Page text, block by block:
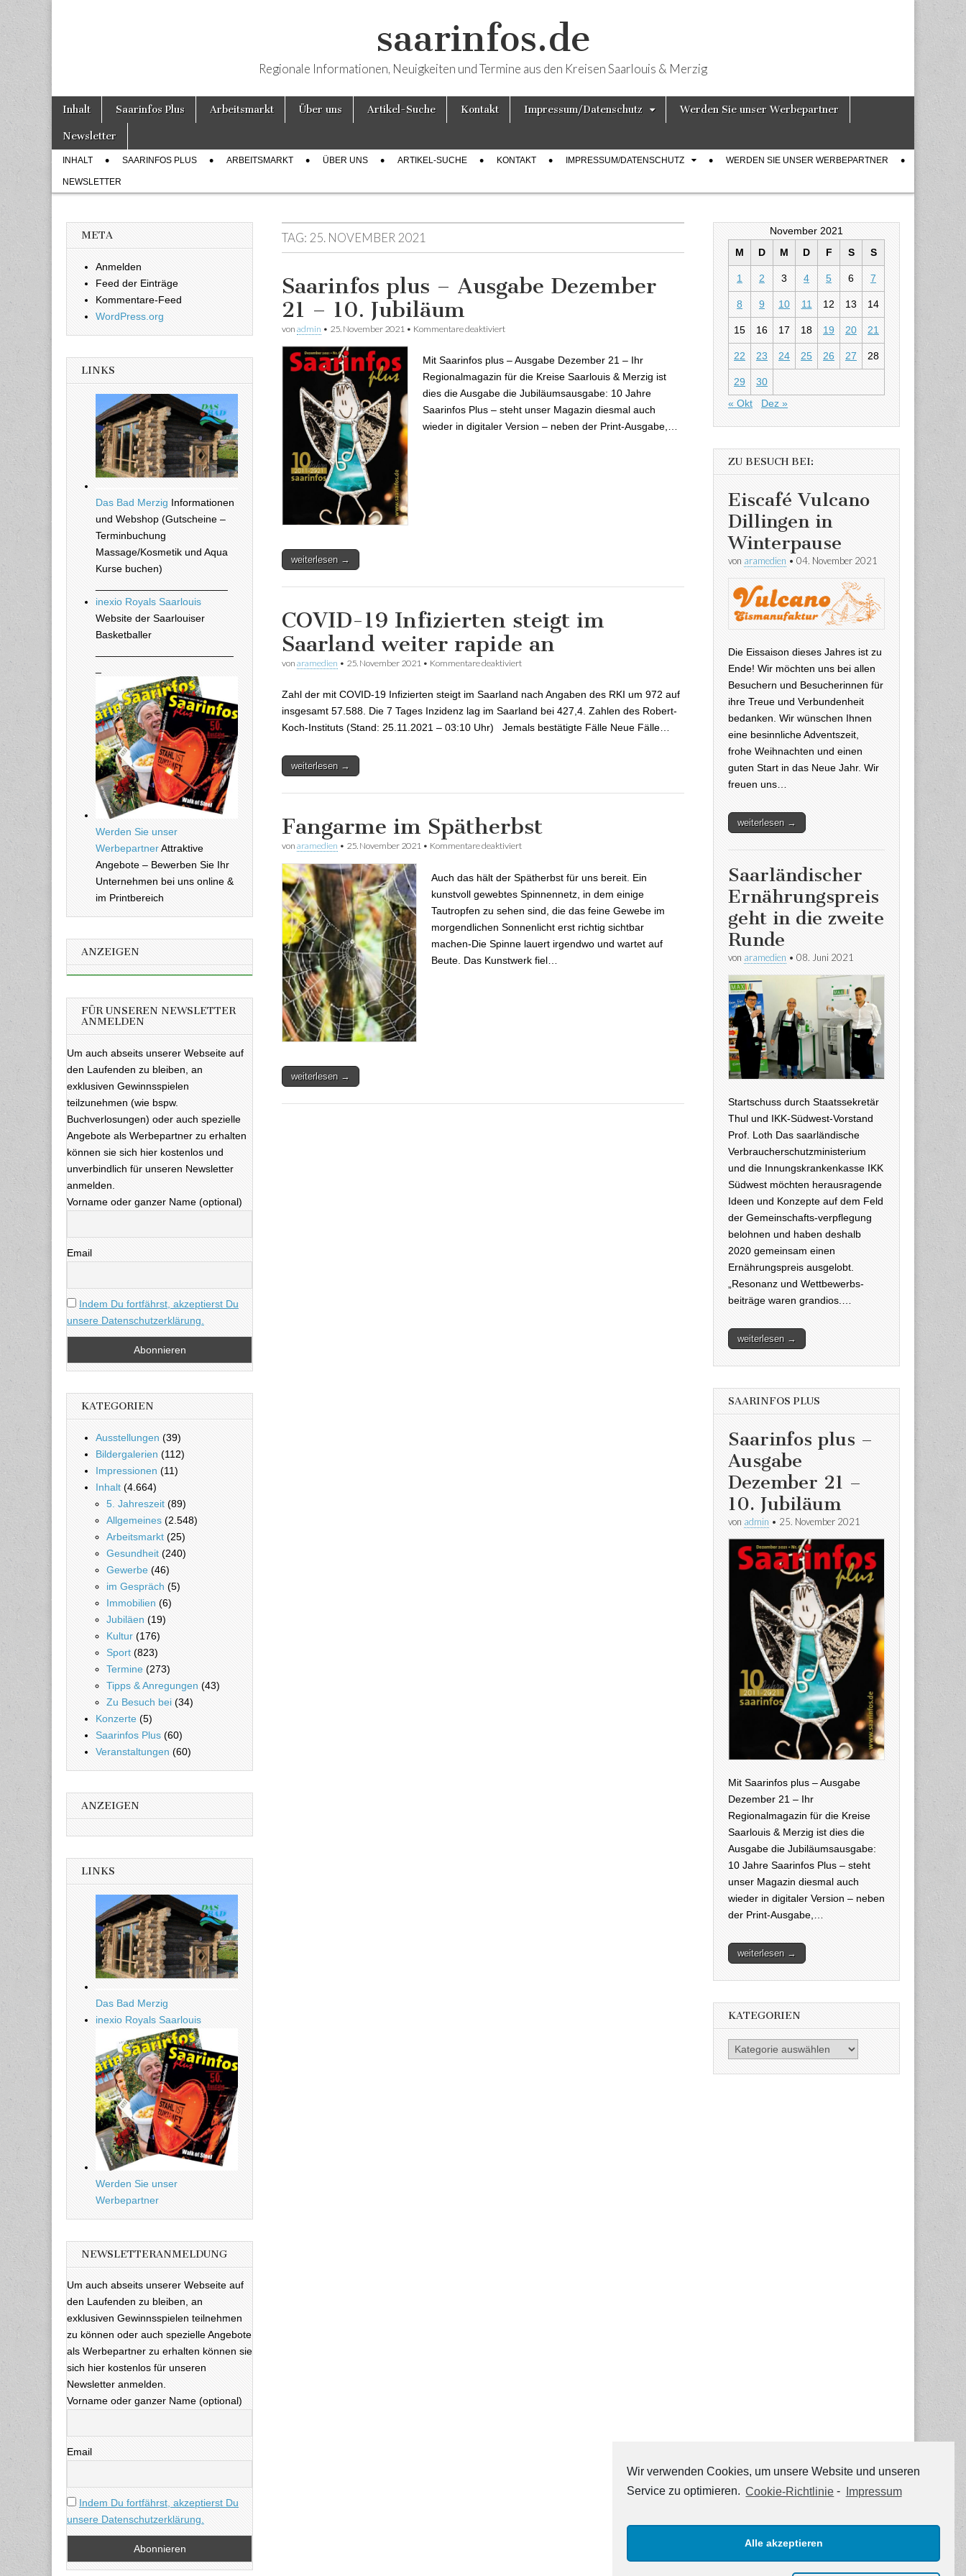
saarinfos.de
Regionale Informationen, Neuigkeiten und Termine aus den Kreisen Saarlouis & Merzig
Hauptmenü
Weiter zum Inhalt
Inhalt Saarinfos Plus Arbeitsmarkt Über uns Artikel-Suche Kontakt Impressum/Datenschutz Werden Sie unser Werbepartner
Newsletter
Untermenü
INHALT SAARINFOS PLUS ARBEITSMARKT ÜBER UNS ARTIKEL-SUCHE KONTAKT IMPRESSUM/DATENSCHUTZ WERDEN SIE UNSER WERBEPARTNER
NEWSLETTER
TAG: 25. NOVEMBER 2021
Saarinfos plus – Ausgabe Dezember
21 – 10. Jubiläum
von admin • 25. November 2021 • Kommentare deaktiviert
Mit Saarinfos plus – Ausgabe Dezember 21 – Ihr
Regionalmagazin für die Kreise Saarlouis & Merzig ist
dies die Ausgabe die Jubiläumsausgabe: 10 Jahre
Saarinfos Plus – steht unser Magazin diesmal auch
wieder in digitaler Version – neben der Print-Ausgabe,…
weiterlesen →
COVID-19 Infizierten steigt im
Saarland weiter rapide an
von aramedien • 25. November 2021 • Kommentare deaktiviert
Zahl der mit COVID-19 Infizierten steigt im Saarland nach Angaben des RKI um 972 auf
insgesamt 57.588. Die 7 Tages Inzidenz lag im Saarland bei 427,4. Zahlen des Robert-
Koch-Instituts (Stand: 25.11.2021 – 03:10 Uhr) Jemals bestätigte Fälle Neue Fälle…
weiterlesen →
Fangarme im Spätherbst
von aramedien • 25. November 2021 • Kommentare deaktiviert
Auch das hält der Spätherbst für uns bereit. Ein
kunstvoll gewebtes Spinnennetz, in dem einige
Tautropfen zu sehen sind, die das feine Gewebe im
morgendlichen Sonnenlicht erst richtig sichtbar
machen-Die Spinne lauert irgendwo und wartet auf
Beute. Das Kunstwerk fiel…
weiterlesen →
META
Anmelden
Feed der Einträge
Kommentare-Feed
WordPress.org
LINKS
Das Bad Merzig Informationen
und Webshop (Gutscheine –
Terminbuchung
Massage/Kosmetik und Aqua
Kurse buchen)
inexio Royals Saarlouis
Website der Saarlouiser
Basketballer
Werden Sie unser
WerbepartnerAttraktive
Angebote – Bewerben Sie Ihr
Unternehmen bei uns online &
im Printbereich
ANZEIGEN
FÜR UNSEREN NEWSLETTER
ANMELDEN
Um auch abseits unserer Webseite auf
den Laufenden zu bleiben, an
exklusiven Gewinnsspielen
teilzunehmen (wie bspw.
Buchverlosungen) oder auch spezielle
Angebote als Werbepartner zu erhalten
können sie sich hier kostenlos und
unverbindlich für unseren Newsletter
anmelden.
Vorname oder ganzer Name (optional)
Email
Indem Du fortfährst, akzeptierst Du
unsere Datenschutzerklärung.
KATEGORIEN
Ausstellungen (39)
Bildergalerien (112)
Impressionen (11)
Inhalt (4.664)
5. Jahreszeit (89)
Allgemeines (2.548)
Arbeitsmarkt (25)
Gesundheit (240)
Gewerbe (46)
im Gespräch (5)
Immobilien (6)
Jubiläen (19)
Kultur (176)
Sport (823)
Termine (273)
Tipps & Anregungen (43)
Zu Besuch bei (34)
Konzerte (5)
Saarinfos Plus (60)
Veranstaltungen (60)
ANZEIGEN
LINKS
Das Bad Merzig
inexio Royals Saarlouis
Werden Sie unser
Werbepartner
NEWSLETTERANMELDUNG
Um auch abseits unserer Webseite auf
den Laufenden zu bleiben, an
exklusiven Gewinnsspielen teilnehmen
zu können oder auch spezielle Angebote
als Werbepartner zu erhalten können sie
sich hier kostenlos für unseren
Newsletter anmelden.
Vorname oder ganzer Name (optional)
Email
Indem Du fortfährst, akzeptierst Du
unsere Datenschutzerklärung.
November 2021
M
D M D F S S
1 2 3 4 5 6 7
8 9 10 11 12 13 14
15 16 17 18 19 20 21
22 23 24 25 26 27 28
29
30
« Okt
Dez »
ZU BESUCH BEI:
Eiscafé Vulcano
Dillingen in
Winterpause
von aramedien • 04. November 2021
Die Eissaison dieses Jahres ist zu
Ende! Wir möchten uns bei allen
Besuchern und Besucherinnen für
ihre Treue und Verbundenheit
bedanken. Wir wünschen Ihnen
eine besinnliche Adventszeit,
frohe Weihnachten und einen
guten Start in das Neue Jahr. Wir
freuen uns…
weiterlesen →
Saarländischer
Ernährungspreis
geht in die zweite
Runde
von aramedien • 08. Juni 2021
Startschuss durch Staatssekretär
Thul und IKK-Südwest-Vorstand
Prof. Loth Das saarländische
Verbraucherschutzministerium
und die Innungskrankenkasse IKK
Südwest möchten herausragende
Ideen und Konzepte auf dem Feld
der Gemeinschafts-verpflegung
belohnen und haben deshalb
2020 gemeinsam einen
Ernährungspreis ausgelobt.
„Resonanz und Wettbewerbs-
beiträge waren grandios.…
weiterlesen →
SAARINFOS PLUS
Saarinfos plus –
Ausgabe
Dezember 21 –
10. Jubiläum
von admin • 25. November 2021
Mit Saarinfos plus – Ausgabe
Dezember 21 – Ihr
Regionalmagazin für die Kreise
Saarlouis & Merzig ist dies die
Ausgabe die Jubiläumsausgabe:
10 Jahre Saarinfos Plus – steht
unser Magazin diesmal auch
wieder in digitaler Version – neben
der Print-Ausgabe,…
weiterlesen →
KATEGORIEN
Kategorien
Wir verwenden Cookies, um unsere Website und unseren
Service zu optimieren. Cookie-Richtlinie - Impressum
Alle akzeptieren